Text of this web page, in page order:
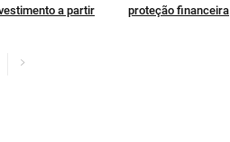
a partir
proteção financeira